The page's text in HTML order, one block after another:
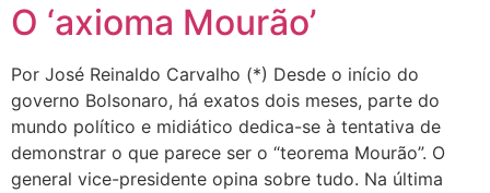
O ‘axioma Mourão’
Por José Reinaldo Carvalho (*) Desde o início do
governo Bolsonaro, há exatos dois meses, parte do
mundo político e midiático dedica-se à tentativa de
demonstrar o que parece ser o “teorema Mourão”. O
general vice-presidente opina sobre tudo. Na última